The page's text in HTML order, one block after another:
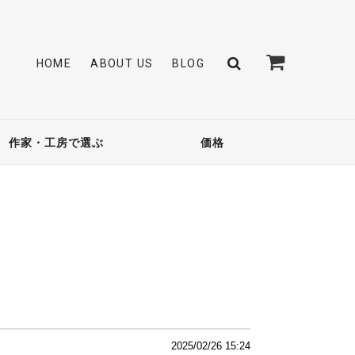
HOME ABOUT US BLOG
作家・工房で選ぶ 価格
2025/02/26 15:24